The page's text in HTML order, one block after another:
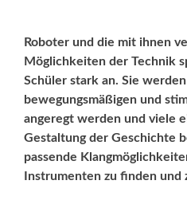
Roboter und die mit ihnen
Möglichkeiten der Technik
Schüler stark an. Sie
bewegungsmäßigen und
angeregt werden und viele
Gestaltung der Geschichte
passende
Instrumenten zu finden und